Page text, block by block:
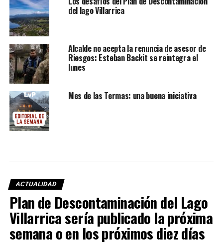
del lago Villarrica
Alcalde no acepta la renuncia de asesor de
Riesgos: Esteban Backit se reintegra el
lunes
Mes de las Termas: una buena iniciativa
ACTUALIDAD
Plan de Descontaminación del Lago
Villarrica sería publicado la próxima
semana o en los próximos diez días